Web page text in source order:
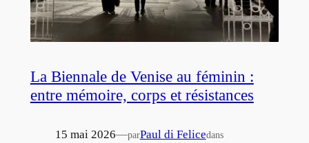
La Biennale de Venise au féminin :
entre mémoire, corps et résistances
15 mai 2026—parPaul di Felicedans